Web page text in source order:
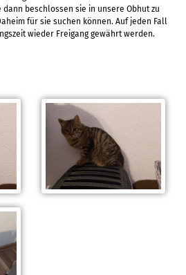
beschlossen sie in unsere Obhut zu
für sie suchen können. Auf jeden Fall
wieder Freigang gewährt werden.